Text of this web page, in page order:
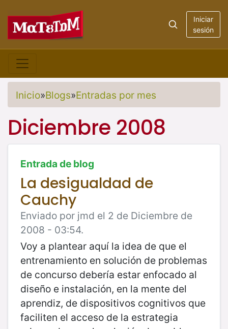
Iniciar
sesión
Inicio»Blogs»Entradas por mes
Diciembre 2008
Entrada de blog
La desigualdad de
Cauchy
Enviado por jmd el 2 de Diciembre de
2008 - 03:54.
Voy a plantear aquí la idea de que el
entrenamiento en solución de problemas
de concurso debería estar enfocado al
diseño e instalación, en la mente del
aprendiz, de dispositivos cognitivos que
faciliten el acceso de la estrategia